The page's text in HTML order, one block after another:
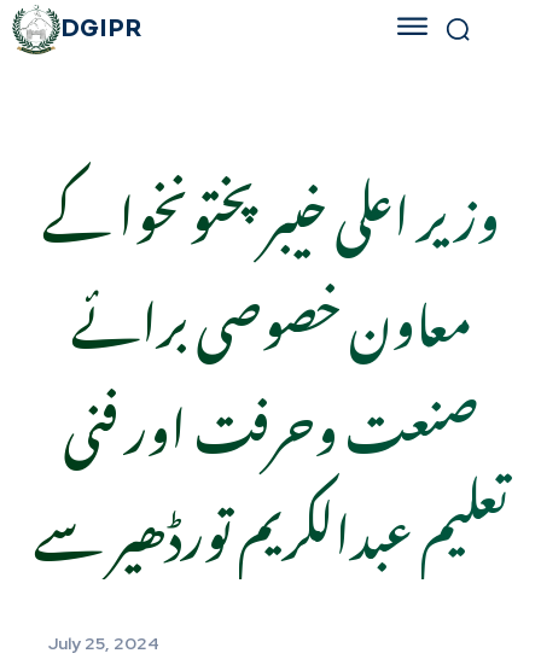
DGIPR
وزیر اعلی خیبر پختونخوا کے
معاون خصوصی برائے
صنعت وحرفت اور فنی
تعلیم عبدالکریم تورڈھیر سے
July 25, 2024